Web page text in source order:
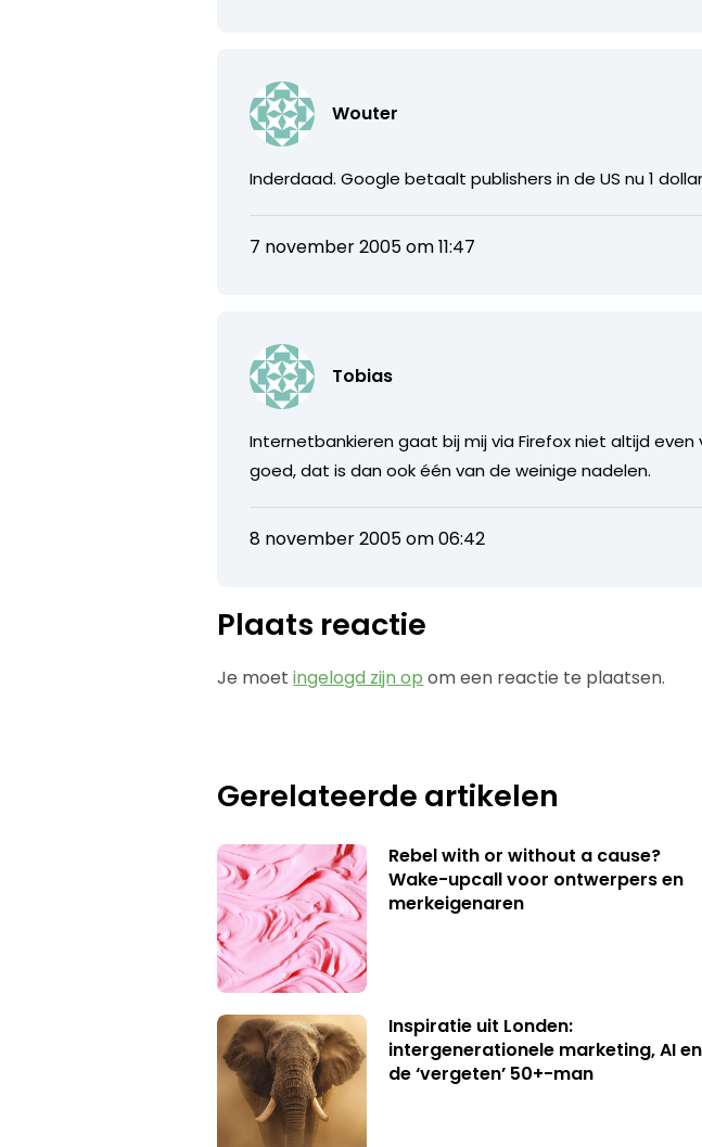
Wouter
Inderdaad. Google betaalt publishers in de US nu 1
7 november 2005 om 11:47
Tobias
Internetbankieren gaat bij mij via Firefox niet altijd even
goed, dat is dan ook één van de weinige nadelen.
8 november 2005 om 06:42
Plaats reactie
Je moetingelogd zijn op om een reactie te plaatsen.
Gerelateerde artikelen
Rebel with or without a cause?
Wake-upcall voor ontwerpers en
merkeigenaren
Inspiratie uit Londen:
intergenerationele marketing, AI en
de ‘vergeten’ 50+-man